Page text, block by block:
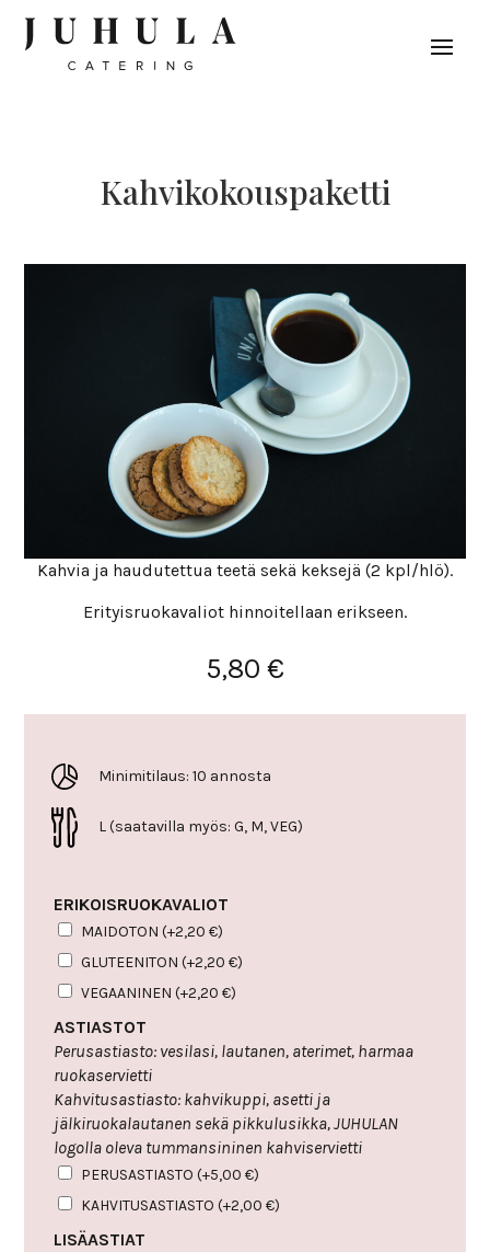
Kahvia ja haudutettua teetä sekä keksejä (2 kpl/hlö).
Erityisruokavaliot hinnoitellaan erikseen.
5,80 €
Minimitilaus: 10 annosta
L (saatavilla myös: G, M, VEG)
ERIKOISRUOKAVALIOT
MAIDOTON(+2,20€)
GLUTEENITON(+2,20€)
VEGAANINEN(+2,20€)
ASTIASTOT
Perusastiasto: vesilasi, lautanen, aterimet, harmaa
ruokaservietti
Kahvitusastiasto: kahvikuppi, asetti ja
jälkiruokalautanen sekä pikkulusikka, JUHULAN
logolla oleva tummansininen kahviservietti
PERUSASTIASTO(+5,00€)
KAHVITUSASTIASTO(+2,00€)
LISÄASTIAT
Kah­vi­ko­kous­pa­ketti